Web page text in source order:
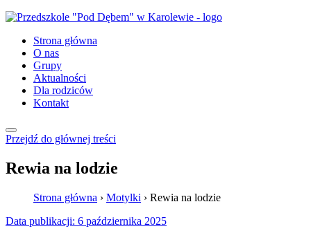
Strona główna
O nas
Grupy
Aktualności
Dla rodziców
Kontakt
Przejdź do głównej treści
Rewia na lodzie
Strona główna › Motylki › Rewia na lodzie
Data publikacji: 6 października 2025